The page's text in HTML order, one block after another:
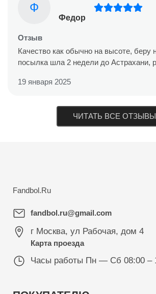
Ф
Федор
Отзыв
Качество как обычно на высоте, беру
посылка шла 2 недели до Астрахани,
19 января 2025
ЧИТАТЬ ВСЕ ОТЗЫВЫ
Fandbol.Ru
fandbol.ru@gmail.com
г Москва, ул Рабочая, дом 4
Карта проезда
Часы работы Пн — Сб 08:00 –